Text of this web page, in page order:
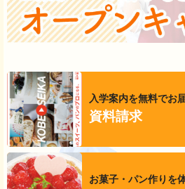
入学案内を無料でお
資料請求
お菓子・パン作りを